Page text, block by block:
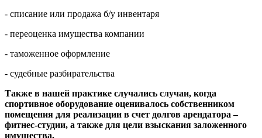
- списание или продажа б/у инвентаря
- переоценка имущества компании
- таможенное оформление
- судебные разбирательства
Также в нашей практике случались случаи, когда
спортивное оборудование оценивалось собственником
помещения для реализации в счет долгов арендатора –
фитнес-студии, а также для цели взыскания заложенного
имущества.